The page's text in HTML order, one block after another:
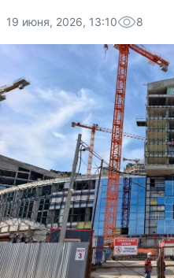
19 июня, 2026, 13:10 8